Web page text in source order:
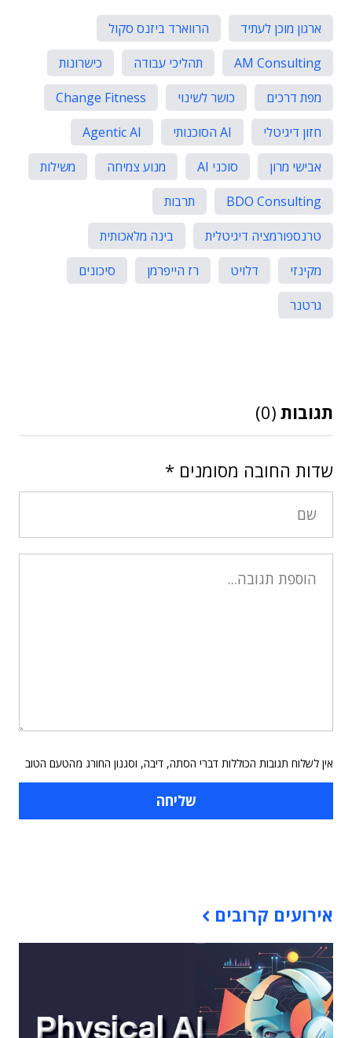
ארגון מוכן לעתיד
הרווארד ביזנס סקול
AM Consulting
תהליכי עבודה
כישרונות
מפת דרכים
כושר לשינוי
Change Fitness
חזון דיגיטלי
AI הסוכנותי
Agentic AI
אבישי מרון
סוכני AI מנוע צמיחה
משילות
BDO Consulting
תרבות
טרנספורמציה דיגיטלית
בינה מלאכותית
מקינזי
דלויט רז הייפרמן
סיכונים
גרטנר
תגובות (0)
שדות החובה מסומנים *
אין לשלוח תגובות הכוללות דברי הסתה, דיבה, וסגנון החורג מהטעם הטוב
אירועים קרובים